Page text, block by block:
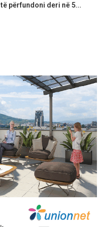
të përfundoni deri në 5...